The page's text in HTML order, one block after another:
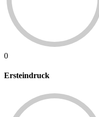
0
Ersteindruck